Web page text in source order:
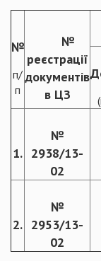
№
п/
п
№
реєстрації
документів
в ЦЗ
1.
№
2938/13-
02
2.
№
2953/13-
02